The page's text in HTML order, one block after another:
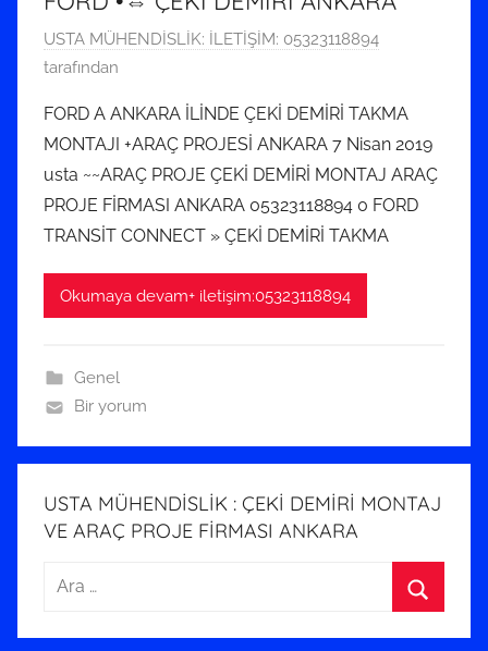
1
T
m
m
u
z
2
9
r
h
i
n
ö
USTA MÜHENDİSLİK: İLETİŞİM: 05323118894
tarafından
FORD A ANKARA İLİNDE ÇEKİ DEMİRİ TAKMA
MONTAJI +ARAÇ PROJESİ ANKARA 7 Nisan 2019
usta ~~ARAÇ PROJE ÇEKİ DEMİRİ MONTAJ ARAÇ
PROJE FİRMASI ANKARA 05323118894 0 FORD
TRANSİT CONNECT » ÇEKİ DEMİRİ TAKMA
Okumaya devam+ iletişim:05323118894
Genel
Bir yorum
USTA MÜHENDİSLİK : ÇEKİ DEMİRİ MONTAJ
VE ARAÇ PROJE FİRMASI ANKARA
Arama: